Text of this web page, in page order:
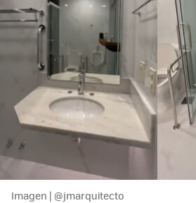
Imagen | @jmarquitecto